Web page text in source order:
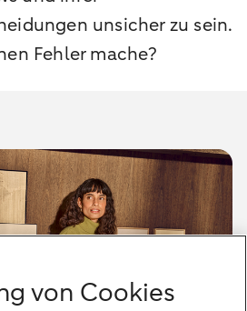
unsicher zu sein.
Fehler mache?
von Cookies